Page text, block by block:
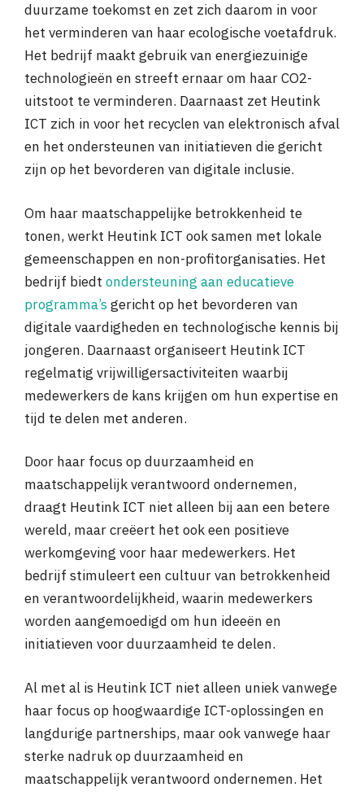
duurzame toekomst en zet zich daarom in voor
het verminderen van haar ecologische voetafdruk.
Het bedrijf maakt gebruik van energiezuinige
technologieën en streeft ernaar om haar CO2-
uitstoot te verminderen. Daarnaast zet Heutink
ICT zich in voor het recyclen van elektronisch afval
en het ondersteunen van initiatieven die gericht
zijn op het bevorderen van digitale inclusie.
Om haar maatschappelijke betrokkenheid te
tonen, werkt Heutink ICT ook samen met lokale
gemeenschappen en non-profitorganisaties. Het
bedrijf biedt ondersteuning aan educatieve
programma’sgericht op het bevorderen van
digitale vaardigheden en technologische kennis bij
jongeren. Daarnaast organiseert Heutink ICT
regelmatig vrijwilligersactiviteiten waarbij
medewerkers de kans krijgen om hun expertise en
tijd te delen met anderen.
Door haar focus op duurzaamheid en
maatschappelijk verantwoord ondernemen,
draagt Heutink ICT niet alleen bij aan een betere
wereld, maar creëert het ook een positieve
werkomgeving voor haar medewerkers. Het
bedrijf stimuleert een cultuur van betrokkenheid
en verantwoordelijkheid, waarin medewerkers
worden aangemoedigd om hun ideeën en
initiatieven voor duurzaamheid te delen.
Al met al is Heutink ICT niet alleen uniek vanwege
haar focus op hoogwaardige ICT-oplossingen en
langdurige partnerships, maar ook vanwege haar
sterke nadruk op duurzaamheid en
maatschappelijk verantwoord ondernemen. Het